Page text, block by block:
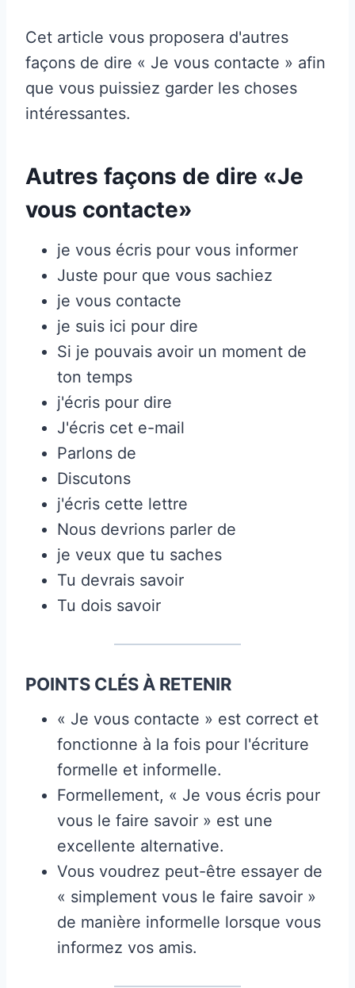
Cet article vous proposera d'autres
façons de dire « Je vous contacte » afin
que vous puissiez garder les choses
intéressantes.
Autres façons de dire «Je
vous contacte»
je vous écris pour vous informer
Juste pour que vous sachiez
je vous contacte
je suis ici pour dire
Si je pouvais avoir un moment de
ton temps
j'écris pour dire
J'écris cet e-mail
Parlons de
Discutons
j'écris cette lettre
Nous devrions parler de
je veux que tu saches
Tu devrais savoir
Tu dois savoir
POINTS CLÉS À RETENIR
« Je vous contacte » est correct et
fonctionne à la fois pour l'écriture
formelle et informelle.
Formellement, « Je vous écris pour
vous le faire savoir » est une
excellente alternative.
Vous voudrez peut-être essayer de
« simplement vous le faire savoir »
de manière informelle lorsque vous
informez vos amis.